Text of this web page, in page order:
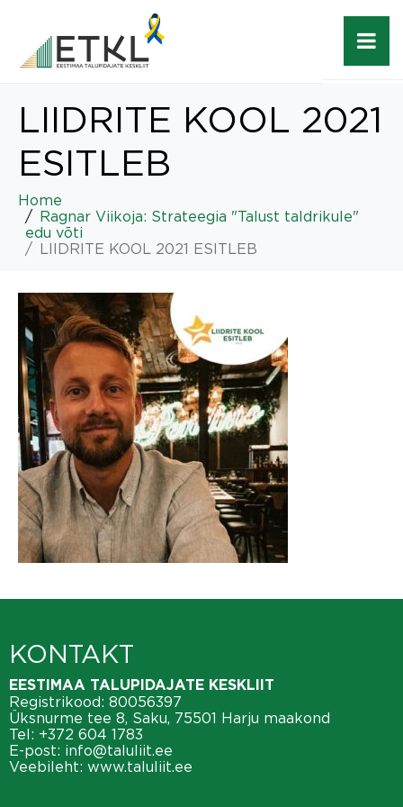
LIIDRITE KOOL 2021
ESITLEB
Home
Ragnar Viikoja: Strateegia "Talust taldrikule"
edu võti
LIIDRITE KOOL 2021 ESITLEB
KONTAKT
EESTIMAA TALUPIDAJATE KESKLIIT
Registrikood: 80056397
Üksnurme tee 8, Saku, 75501 Harju maakond
Tel: +372 604 1783
E-post: info@taluliit.ee
Veebileht: www.taluliit.ee